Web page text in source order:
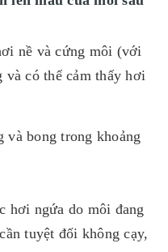
nề và cứng môi (với
có thể cảm thấy hơi
và bong trong khoảng
hơi ngứa do môi đang
tuyệt đối không cạy,